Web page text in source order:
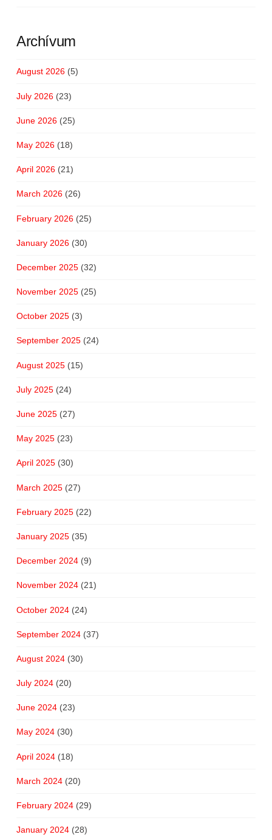
Archívum
August 2026(5)
July 2026(23)
June 2026(25)
May 2026(18)
April 2026(21)
March 2026(26)
February 2026(25)
January 2026(30)
December 2025(32)
November 2025(25)
October 2025(3)
September 2025(24)
August 2025(15)
July 2025(24)
June 2025(27)
May 2025(23)
April 2025(30)
March 2025(27)
February 2025(22)
January 2025(35)
December 2024(9)
November 2024(21)
October 2024(24)
September 2024(37)
August 2024(30)
July 2024(20)
June 2024(23)
May 2024(30)
April 2024(18)
March 2024(20)
February 2024(29)
January 2024(28)